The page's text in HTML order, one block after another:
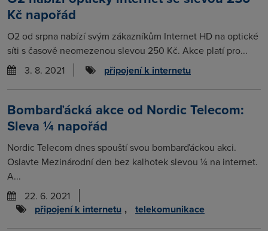
Kč napořád
O2 od srpna nabízí svým zákazníkům Internet HD na optické
síti s časově neomezenou slevou 250 Kč. Akce platí pro...
3. 8. 2021
připojení k internetu
Bombarďácká akce od Nordic Telecom:
Sleva ¼ napořád
Nordic Telecom dnes spouští svou bombarďáckou akci.
Oslavte Mezinárodní den bez kalhotek slevou ¼ na internet.
A...
22. 6. 2021
připojení k internetu , telekomunikace